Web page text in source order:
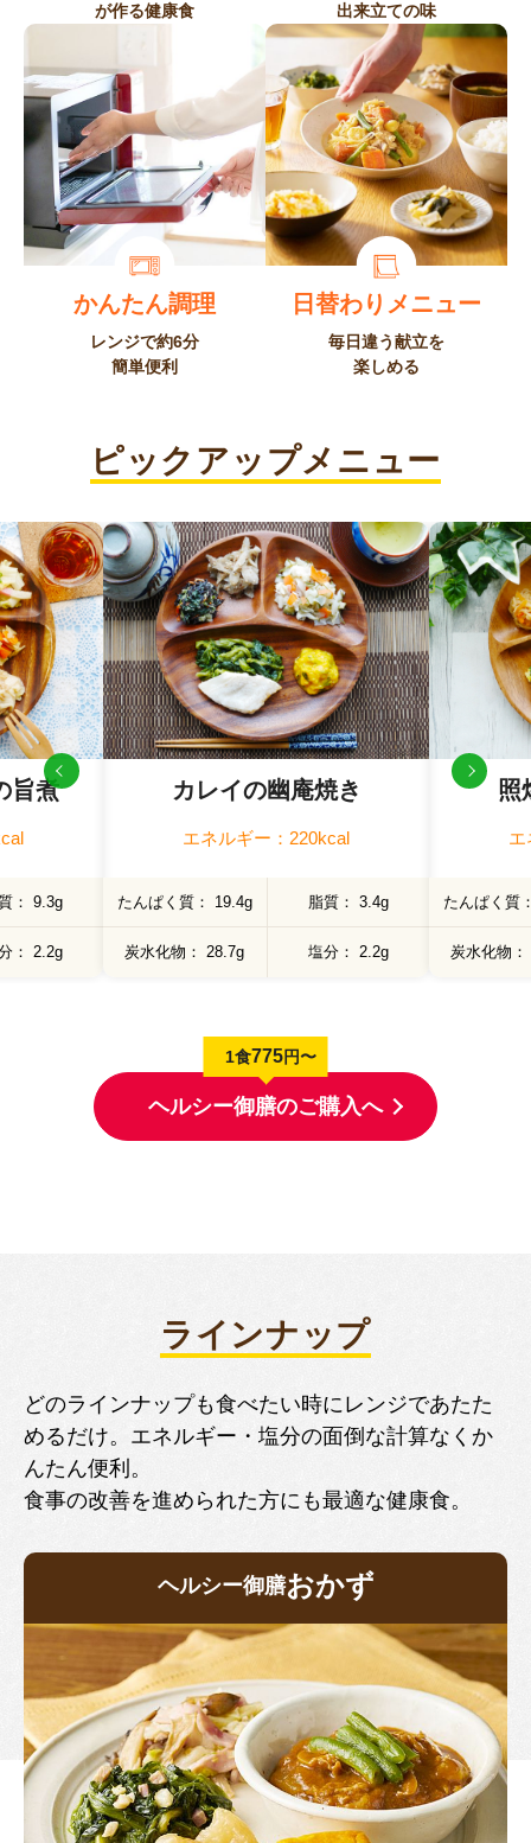
が作る健康食
出来立ての味
かんたん調理
レンジで約6分
簡単便利
日替わりメニュー
毎日違う献立を
楽しめる
ピックアップメニュー
旨煮
9.3g
2.2g
カレイの幽庵焼き
エネルギー：220kcal
たんぱく質 19.4g 脂質 3.4g
炭水化物 28.7g 塩分 2.2g
照
エ
たんぱく質
炭水化物
1食775円〜
ヘルシー御膳のご購入へ
ラインナップ
どのラインナップも食べたい時にレンジであたた
めるだけ。エネルギー・塩分の面倒な計算なくか
んたん便利。
食事の改善を進められた方にも最適な健康食。
ヘルシー御膳おかず